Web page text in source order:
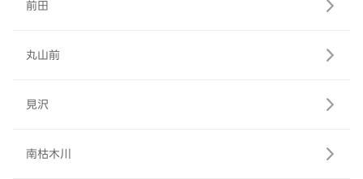
前田
丸山前
見沢
南枯木川